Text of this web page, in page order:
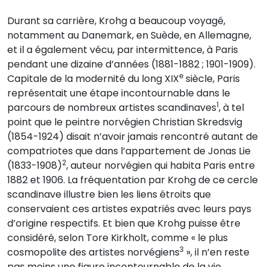
Durant sa carrière, Krohg a beaucoup voyagé,
notamment au Danemark, en Suède, en Allemagne,
et il a également vécu, par intermittence, à Paris
pendant une dizaine d’années (1881-1882 ; 1901-1909).
Capitale de la modernité du long XIXe siècle, Paris
représentait une étape incontournable dans le
parcours de nombreux artistes scandinaves1, à tel
point que le peintre norvégien Christian Skredsvig
(1854-1924) disait n’avoir jamais rencontré autant de
compatriotes que dans l’appartement de Jonas Lie
(1833-1908)2, auteur norvégien qui habita Paris entre
1882 et 1906. La fréquentation par Krohg de ce cercle
scandinave illustre bien les liens étroits que
conservaient ces artistes expatriés avec leurs pays
d’origine respectifs. Et bien que Krohg puisse être
considéré, selon Tore Kirkholt, comme « le plus
cosmopolite des artistes norvégiens3 », il n’en reste